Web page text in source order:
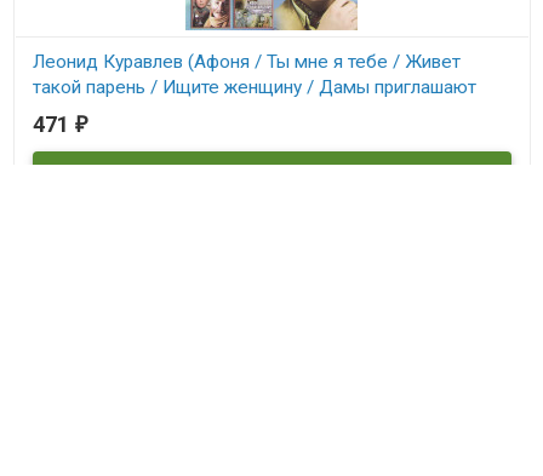
Леонид Куравлев (Афоня / Ты мне я тебе / Живет
такой парень / Ищите женщину / Дамы приглашают
кавалеров / Раз на раз не приходится / Иван
Васильевич м
471 ₽